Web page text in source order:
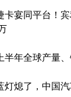
卡宴同平台！
半年全球产量
灯熄了，中国